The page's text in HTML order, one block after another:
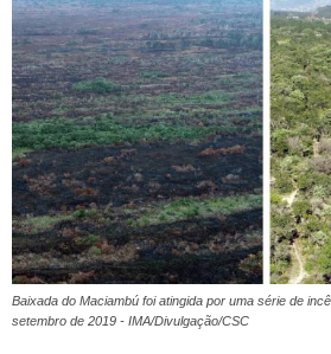
Baixada do Maciambú foi atingida por uma série de
setembro de 2019 - IMA/Divulgação/CSC